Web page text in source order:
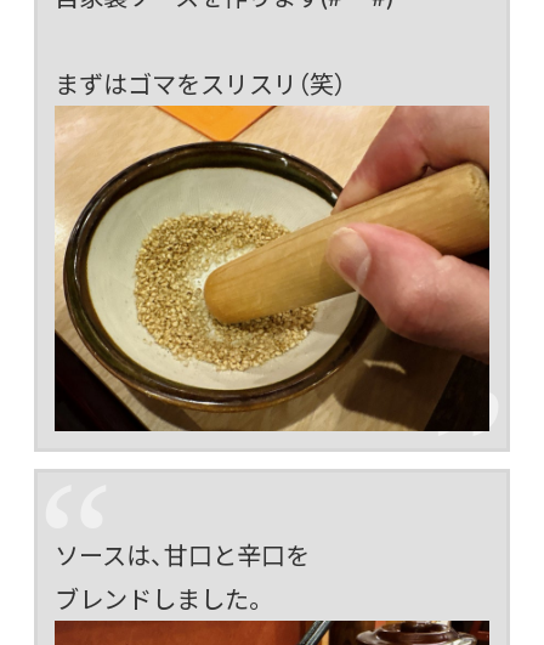
まずはゴマをスリスリ（笑）
ソースは、甘口と辛口を
ブレンドしました。